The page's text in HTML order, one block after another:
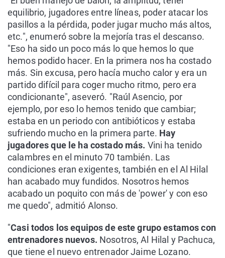
equilibrio, jugadores entre líneas, poder atacar los
pasillos a la pérdida, poder jugar mucho más altos,
etc.", enumeró sobre la mejoría tras el descanso.
"Eso ha sido un poco más lo que hemos lo que
hemos podido hacer. En la primera nos ha costado
más. Sin excusa, pero hacía mucho calor y era un
partido difícil para coger mucho ritmo, pero era
condicionante", aseveró. "Raúl Asencio, por
ejemplo, por eso lo hemos tenido que cambiar;
estaba en un periodo con antibióticos y estaba
sufriendo mucho en la primera parte. Hay
jugadores que le ha costado más. Vini ha tenido
calambres en el minuto 70 también. Las
condiciones eran exigentes, también en el Al Hilal
han acabado muy fundidos. Nosotros hemos
acabado un poquito con más de 'power' y con eso
me quedo", admitió Alonso.
"Casi todos los equipos de este grupo estamos con
entrenadores nuevos. Nosotros, Al Hilal y Pachuca,
que tiene el nuevo entrenador Jaime Lozano.